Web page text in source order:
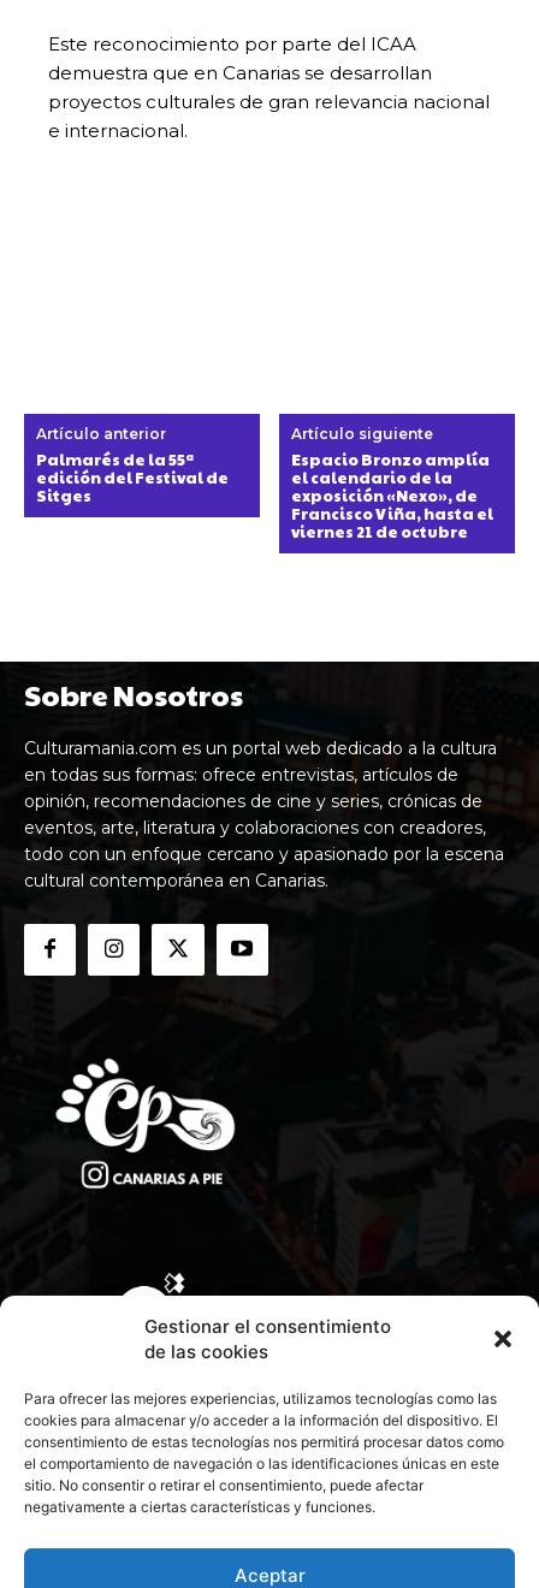
Gestionar el consentimiento
de las cookies
Para ofrecer las mejores experiencias, utilizamos tecnologías como las
cookies para almacenar y/o acceder a la información del dispositivo. El
consentimiento de estas tecnologías nos permitirá procesar datos como
el comportamiento de navegación o las identificaciones únicas en este
sitio. No consentir o retirar el consentimiento, puede afectar
negativamente a ciertas características y funciones.
Aceptar
Este reconocimiento por parte del ICAA
demuestra que en Canarias se desarrollan
proyectos culturales de gran relevancia nacional
e internacional.
Artículo anterior
Palmarés de la 55ª
edición del Festival de
Sitges
Artículo siguiente
Espacio Bronzo amplía
el calendario de la
exposición «Nexo», de
Francisco Viña, hasta el
viernes 21 de octubre
Sobre Nosotros
Culturamania.com es un portal web dedicado a la cultura
en todas sus formas: ofrece entrevistas, artículos de
opinión, recomendaciones de cine y series, crónicas de
eventos, arte, literatura y colaboraciones con creadores,
todo con un enfoque cercano y apasionado por la escena
cultural contemporánea en Canarias.
CONTACTA CON NOSOTROS